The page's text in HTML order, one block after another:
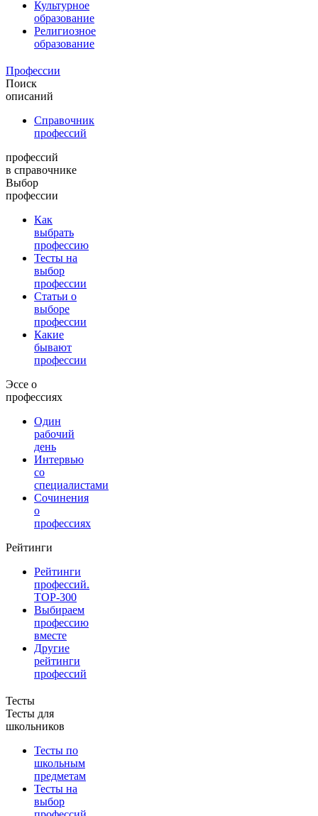
Культурное
образование
Религиозное
образование
Профессии
Поиск
описаний
Справочник
профессий
профессий
в справочнике
Выбор
профессии
Как
выбрать
профессию
Тесты на
выбор
профессии
Статьи о
выборе
профессии
Какие
бывают
профессии
Эссе о
профессиях
Один
рабочий
день
Интервью
со
специалистами
Сочинения
о
профессиях
Рейтинги
Рейтинги
профессий.
TOP-300
Выбираем
профессию
вместе
Другие
рейтинги
профессий
Тесты
Тесты для
школьников
Тесты по
школьным
предметам
Тесты на
выбор